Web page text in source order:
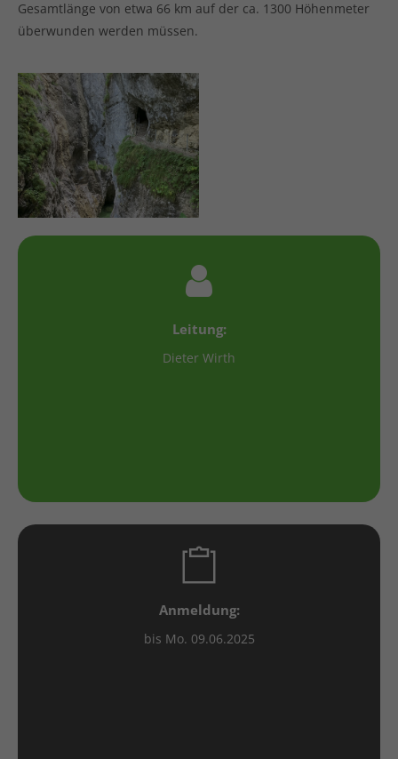
Gesamtlänge von etwa 66 km auf der ca. 1300 Höhenmeter
überwunden werden müssen.
Leitung:
Dieter Wirth
Anmeldung:
bis Mo. 09.06.2025